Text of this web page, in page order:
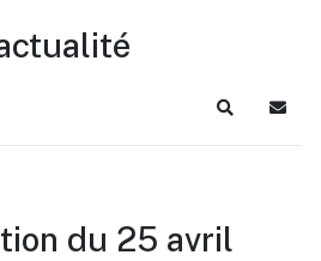
Recherche
du 25 avril